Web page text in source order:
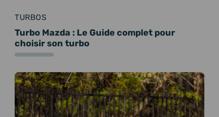
TURBOS
Turbo Mazda : Le Guide complet pour
choisir son turbo